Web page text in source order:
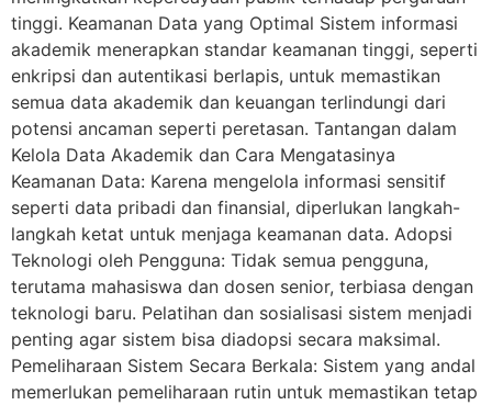
tinggi. Keamanan Data yang Optimal Sistem informasi
akademik menerapkan standar keamanan tinggi, seperti
enkripsi dan autentikasi berlapis, untuk memastikan
semua data akademik dan keuangan terlindungi dari
potensi ancaman seperti peretasan. Tantangan dalam
Kelola Data Akademik dan Cara Mengatasinya
Keamanan Data: Karena mengelola informasi sensitif
seperti data pribadi dan finansial, diperlukan langkah-
langkah ketat untuk menjaga keamanan data. Adopsi
Teknologi oleh Pengguna: Tidak semua pengguna,
terutama mahasiswa dan dosen senior, terbiasa dengan
teknologi baru. Pelatihan dan sosialisasi sistem menjadi
penting agar sistem bisa diadopsi secara maksimal.
Pemeliharaan Sistem Secara Berkala: Sistem yang andal
memerlukan pemeliharaan rutin untuk memastikan tetap